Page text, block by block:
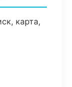
карта,